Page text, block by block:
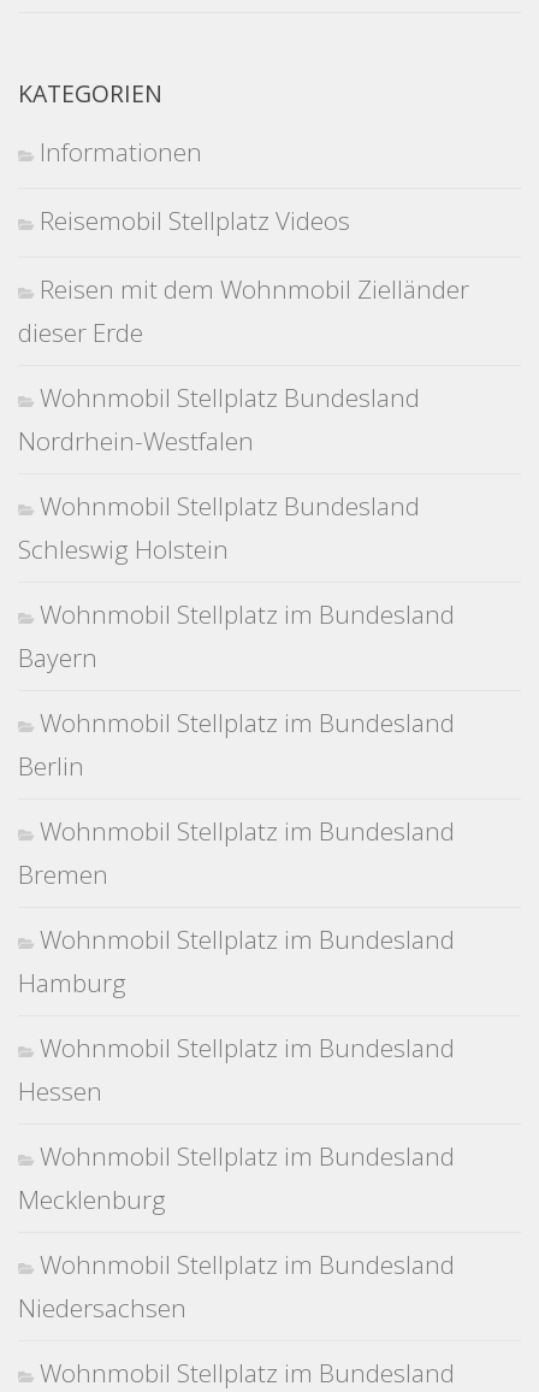
KATEGORIEN
Informationen
Reisemobil Stellplatz Videos
Reisen mit dem Wohnmobil Zielländer
dieser Erde
Wohnmobil Stellplatz Bundesland
Nordrhein-Westfalen
Wohnmobil Stellplatz Bundesland
Schleswig Holstein
Wohnmobil Stellplatz im Bundesland
Bayern
Wohnmobil Stellplatz im Bundesland
Berlin
Wohnmobil Stellplatz im Bundesland
Bremen
Wohnmobil Stellplatz im Bundesland
Hamburg
Wohnmobil Stellplatz im Bundesland
Hessen
Wohnmobil Stellplatz im Bundesland
Mecklenburg
Wohnmobil Stellplatz im Bundesland
Niedersachsen
Wohnmobil Stellplatz im Bundesland